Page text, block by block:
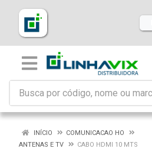
INÍCIO
COMUNICACAO HO
ANTENAS E TV
CABO HDMI 10 MTS